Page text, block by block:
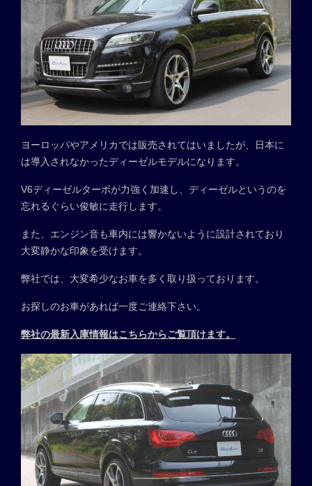
ヨーロッパやアメリカでは販売されてはいましたが、日本に
は導入されなかったディーゼルモデルになります。
V6ディーゼルターボが力強く加速し、ディーゼルというのを
忘れるぐらい俊敏に走行します。
また、エンジン音も車内には響かないように設計されており
大変静かな印象を受けます。
弊社では、大変希少なお車を多く取り扱っております。
お探しのお車があれば一度ご連絡下さい。
弊社の最新入庫情報はこちらからご覧頂けます。